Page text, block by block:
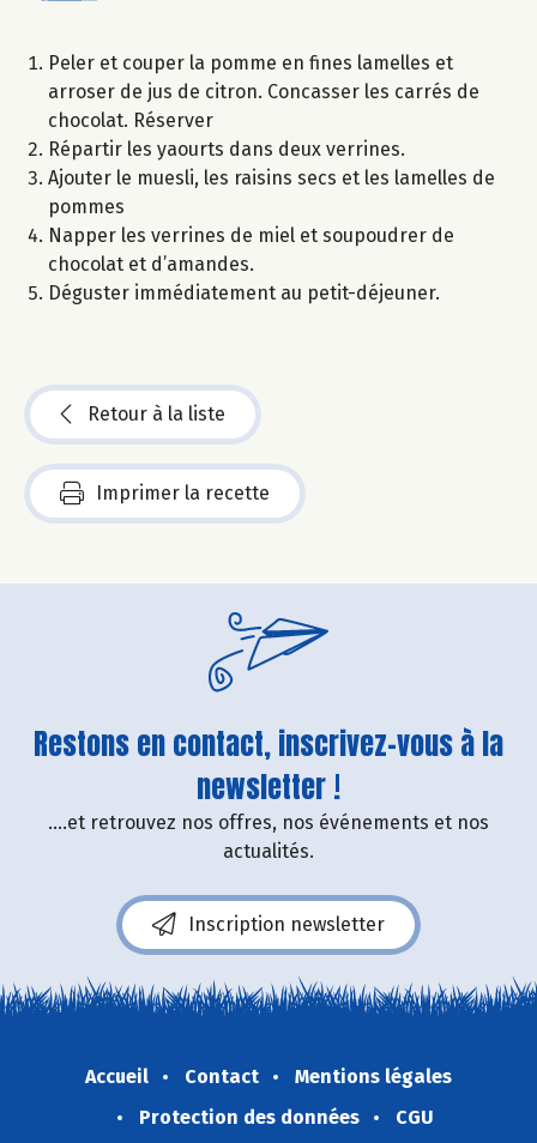
Peler et couper la pomme en fines lamelles et
arroser de jus de citron. Concasser les carrés de
chocolat. Réserver
Répartir les yaourts dans deux verrines.
Ajouter le muesli, les raisins secs et les lamelles de
pommes
Napper les verrines de miel et soupoudrer de
chocolat et d’amandes.
Déguster immédiatement au petit-déjeuner.
Retour à la liste
Imprimer la recette
Restons en contact, inscrivez-vous à la
newsletter !
....et retrouvez nos offres, nos événements et nos
actualités.
Inscription newsletter
Accueil Contact
Mentions légales
Protection des données
CGU